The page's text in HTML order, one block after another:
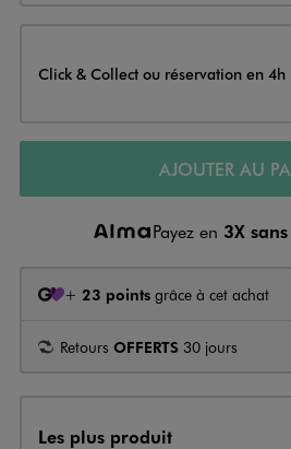
Click & Collect ou réservation en 4h
AJOUTER AU
Payez en 3X
+ 23 points grâce à cet achat
Retours OFFERTS 30 jours
Les plus produit